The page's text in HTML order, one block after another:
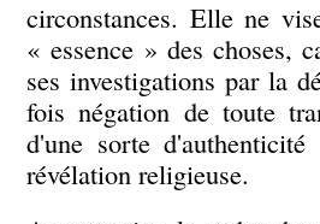
circonstances. Elle ne
« essence » des choses,
ses investigations par la
fois négation de toute
d'une sorte
révélation religieuse.